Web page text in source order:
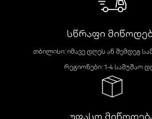
სწრაფი
თბილისი: იმავე დღეს ან შემდეგ
რეგიონები: 1-4 სამუშაო
უფასო